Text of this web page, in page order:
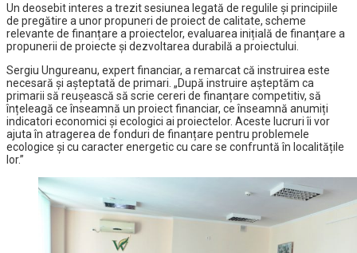
Un deosebit interes a trezit sesiunea legată de regulile și principiile
de pregătire a unor propuneri de proiect de calitate, scheme
relevante de finanțare a proiectelor, evaluarea inițială de finanțare a
propunerii de proiecte și dezvoltarea durabilă a proiectului.
Sergiu Ungureanu, expert financiar, a remarcat că instruirea este
necesară și așteptată de primari. „După instruire așteptăm ca
primarii să reușească să scrie cereri de finanțare competitiv, să
înțeleagă ce înseamnă un proiect financiar, ce înseamnă anumiți
indicatori economici și ecologici ai proiectelor. Aceste lucruri îi vor
ajuta în atragerea de fonduri de finanțare pentru problemele
ecologice și cu caracter energetic cu care se confruntă în localitățile
lor.”